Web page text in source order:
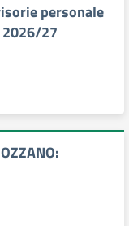
personale
2026/27